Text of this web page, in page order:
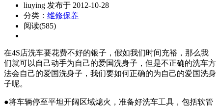
liuying 发布于 2012-10-28
分类： 维修保养
阅读(585)
在4S店洗车要花费不好的银子，假如我们时间充裕，那么我
们就可以自己动手为自己的爱国洗身子，但是不正确的洗车方
法会自己的爱国洗身子，我们要如何正确的为自己的爱国洗身
子呢。
●将车辆停至平坦开阔区域熄火，准备好洗车工具，包括软管